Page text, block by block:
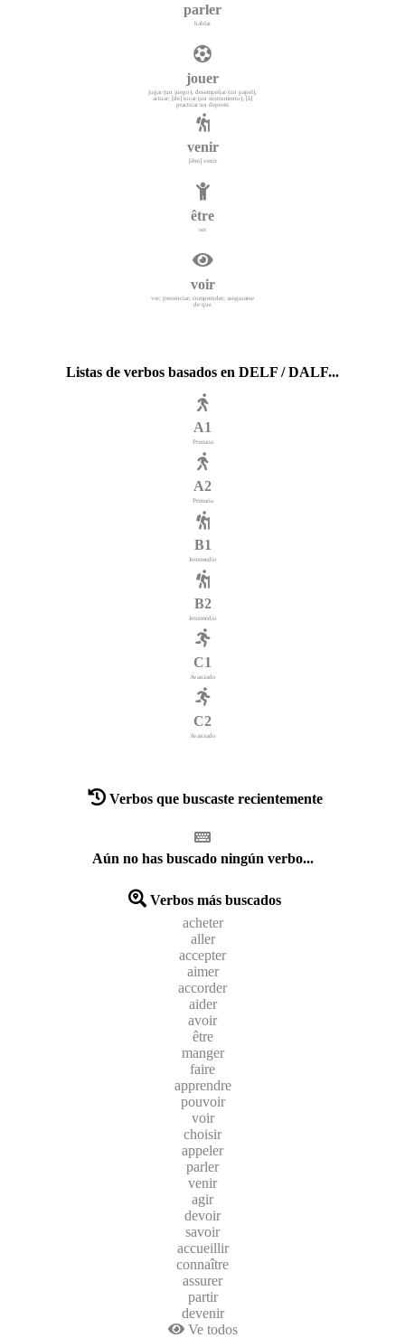
parler
hablar
jouer
jugar (un juego); desempeñar (un papel),
actuar; [de] tocar (un instrumento); [à]
practicar un deporte
venir
[être] venir
être
ser
voir
ver; presenciar; comprender; asegurarse
de que
Listas de verbos basados en DELF / DALF...
A1
Primaria
A2
Primaria
B1
Intermedio
B2
Intermedio
C1
Avanzado
C2
Avanzado
Verbos que buscaste recientemente
Aún no has buscado ningún verbo...
Verbos más buscados
acheter
aller
accepter
aimer
accorder
aider
avoir
être
manger
faire
apprendre
pouvoir
voir
choisir
appeler
parler
venir
agir
devoir
savoir
accueillir
connaître
assurer
partir
devenir
Ve todos